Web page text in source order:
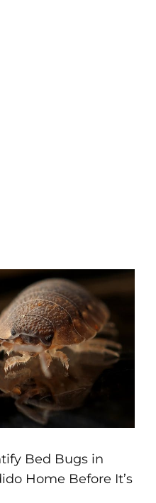
Bed Bugs in
Home Before It’s